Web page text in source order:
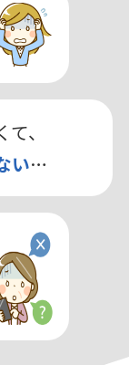
、
い…